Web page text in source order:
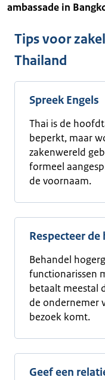
ambassade in
Tips voor
Thailand
Spreek Engels
Thai is de
beperkt, maar
zakenwereld
formeel
de voornaam.
Respecteer de
Behandel
functionarissen
betaalt meestal
de ondernemer
bezoek komt.
Geef een